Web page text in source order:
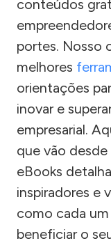
conteúdos
portes. Nosso
melhores
orientações
inovar e
empresarial.
que vão
eBooks
inspiradores e
como cada
beneficiar o